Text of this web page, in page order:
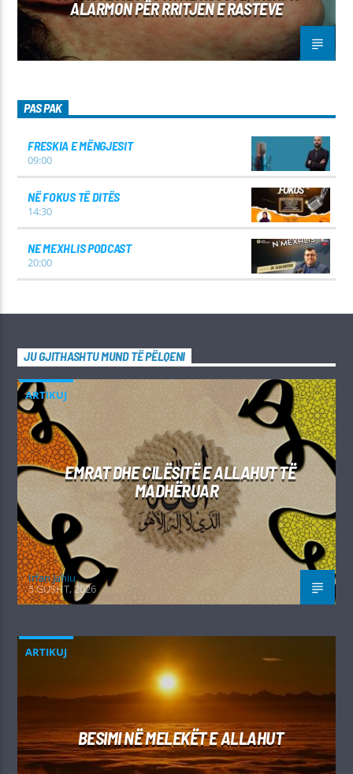
ALARMON PËR RRITJEN E RASTEVE
PAS PAK
FRESKIA E MËNGJESIT
09:00
NË FOKUS TË DITËS
14:30
NE MEXHLIS PODCAST
20:00
JU GJITHASHTU MUND TË PËLQENI
ARTIKUJ
EMRAT DHE CILËSITË E ALLAHUT TË
MADHËRUAR
Irfan Jahiu
5 GUSHT, 2026
ARTIKUJ
BESIMI NË MELEKËT E ALLAHUT